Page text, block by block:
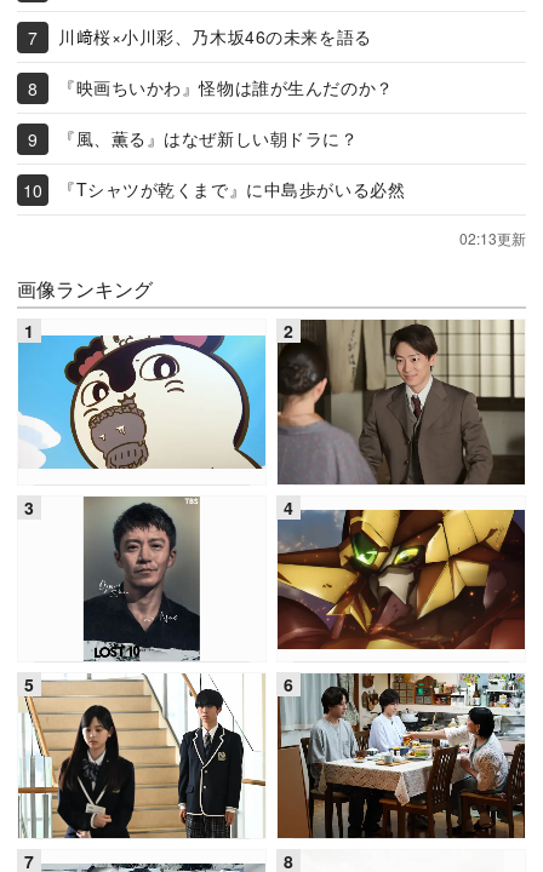
川﨑桜×小川彩、乃木坂46の未来を語る
『映画ちいかわ』怪物は誰が生んだのか？
『風、薫る』はなぜ新しい朝ドラに？
『Tシャツが乾くまで』に中島歩がいる必然
02:13更新
画像ランキング